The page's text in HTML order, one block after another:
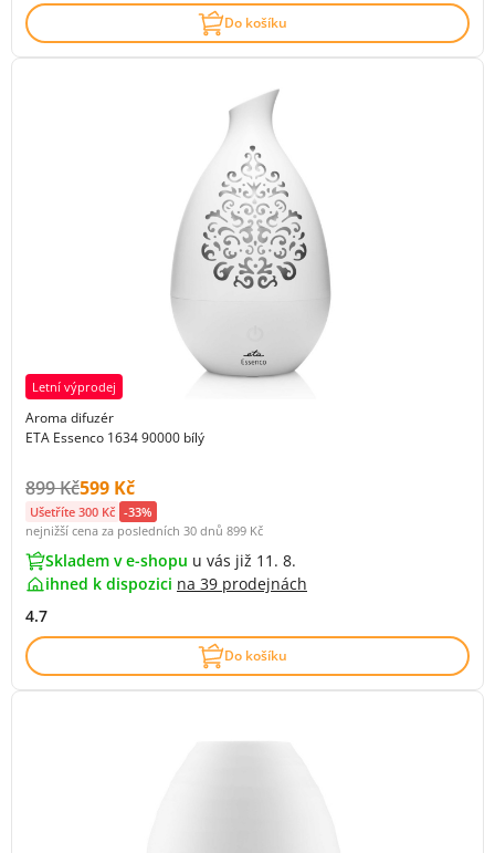
Do košíku
Letní výprodej
Aroma difuzér
ETA Essenco 1634 90000 bílý
Původní cena s DPH:
899 KčCena s DPH:
599 Kč
Ušetříte 300 Kč -33%
nejnižší cena za posledních 30 dnů 899 Kč
Skladem v e-shopu u vás již 11. 8.
ihned k dispozici na 39 prodejnách
4.7
Do košíku